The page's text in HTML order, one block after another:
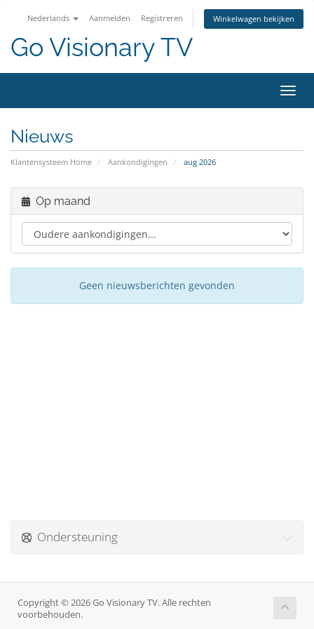
Nederlands Aanmelden Registreren Winkelwagen bekijken
Go Visionary TV
Nieuws
Klantensysteem Home Aankondigingen aug 2026
Op maand
Geen nieuwsberichten gevonden
Ondersteuning
Copyright © 2026 Go Visionary TV. Alle rechten
voorbehouden.